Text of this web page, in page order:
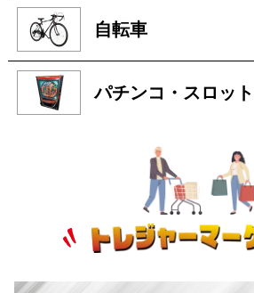
オーディオ
アクセサリー
パチンコ・スロット